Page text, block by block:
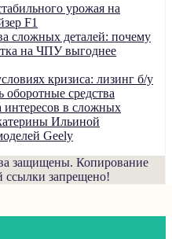
урожая на
F1
сложных деталей: почему
на ЧПУ выгоднее
кризиса: лизинг б/у
оборотные средства
интересов в сложных
Ильиной
Geely
защищены. Копирование
ссылки запрещено!